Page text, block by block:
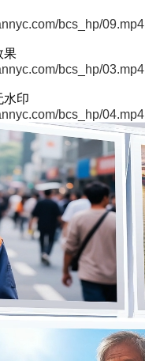
bcs_hp/09.mp4
果
bcs_hp/03.mp4
水印
bcs_hp/04.mp4